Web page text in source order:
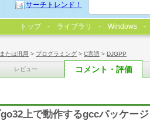
たは汎用 > プログラミング > C言語 > DJGPP
レビュー コメント・評価
上で動作するgccパッケー
サーチトレンド！
トップ ライブラリ Windows